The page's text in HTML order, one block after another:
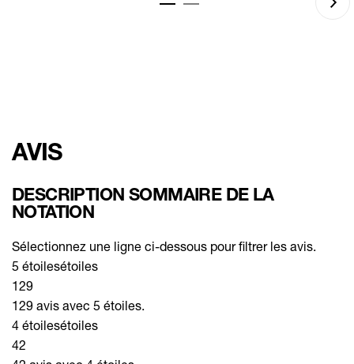
AVIS
DESCRIPTION SOMMAIRE DE LA
NOTATION
Sélectionnez une ligne ci-dessous pour filtrer les avis.
5 étoilesétoiles
129
129 avis avec 5 étoiles.
4 étoilesétoiles
42